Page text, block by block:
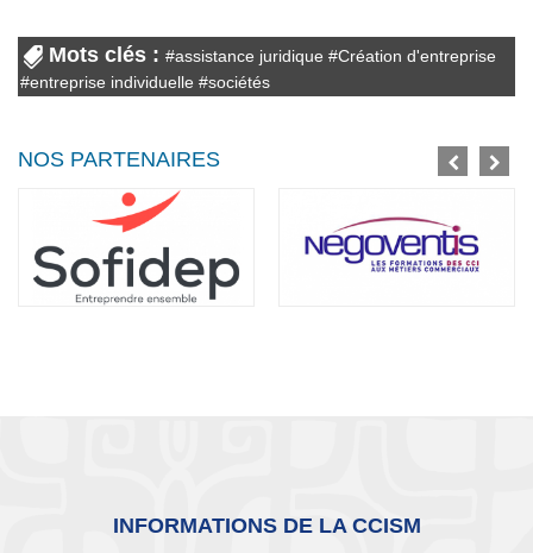
Mots clés : #assistance juridique #Création d'entreprise
#entreprise individuelle #sociétés
NOS PARTENAIRES
INFORMATIONS DE LA CCISM